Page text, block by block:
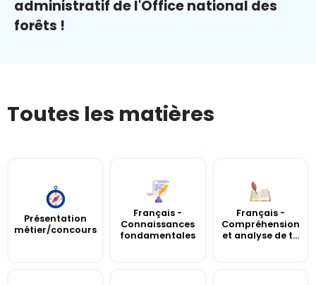
administratif de l'Office national des
forêts !
Toutes les matières
Présentation
métier/concours
Français -
Connaissances
fondamentales
Français -
Compréhension
et analyse de t...